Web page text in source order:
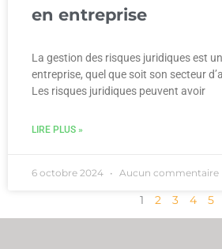
en entreprise
La gestion des risques juridiques est
entreprise, quel que soit son secteur
Les risques juridiques peuvent avoir
LIRE PLUS »
6 octobre 2024 Aucun commentaire
1 2 3 4 5